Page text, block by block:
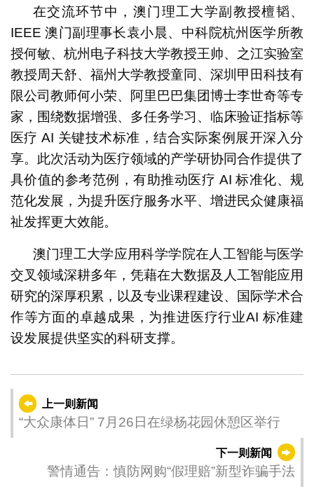
在交流环节中，澳门理工大学副教授檀韬、
IEEE 澳门副理事长袁小晨、中科院杭州医学所教
授何敏、杭州电子科技大学教授王帅、之江实验室
教授周天舒、福州大学教授童同、深圳甲田科技有
限公司教师何小荣、阿里巴巴集团博士李世奇等专
家，围绕数据增强、多任务学习、临床验证指标等
医疗 AI 关键技术标准，结合实际案例展开深入分
享。此次活动为医疗领域的产学研协同合作提供了
具价值的参考范例，有助推动医疗 AI 标准化、规
范化发展，为提升医疗服务水平、增进民众健康福
祉发挥更大效能。
澳门理工大学应用科学学院在人工智能与医学
交叉领域深耕多年，凭藉在大数据及人工智能应用
研究的深厚积累，以及专业课程建设、国际学术合
作等方面的卓越成果，为推进医疗行业AI 标准建
设发展提供坚实的科研支撑。
上一则新闻
“大众康体日” 7月26日在绿杨花园休憩区举行
下一则新闻
警情通告：慎防网购“假理赔”新型诈骗手法